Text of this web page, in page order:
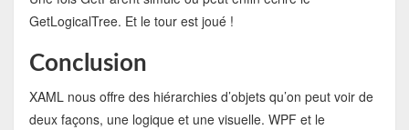
GetLogicalTree. Et le tour est joué !
Conclusion
XAML nous offre des hiérarchies d’objets qu’on peut voir de
deux façons, une logique et une visuelle. WPF et le